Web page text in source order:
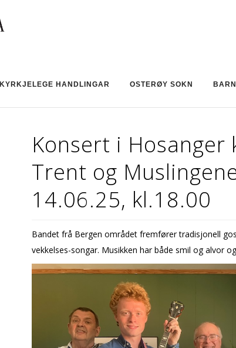
KYRKJELEGE HANDLINGAR OSTERØY SOKN
Konsert i Hosanger
Trent og
14.06.25, kl.18.00
Bandet frå Bergen området fremfører tradisjonell
vekkelses-songar. Musikken har både smil og alvor